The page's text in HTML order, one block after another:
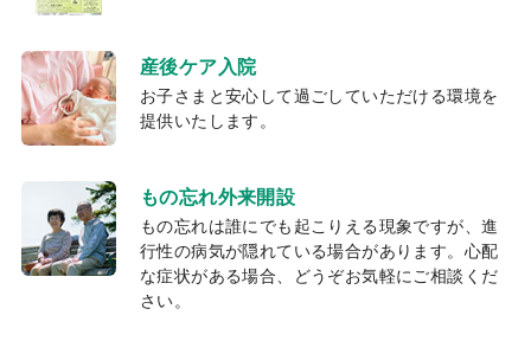
産後ケア入院
お子さまと安心して過ごしていただける環境を
提供いたします。
もの忘れ外来開設
もの忘れは誰にでも起こりえる現象ですが、進
行性の病気が隠れている場合があります。心配
な症状がある場合、どうぞお気軽にご相談くだ
さい。